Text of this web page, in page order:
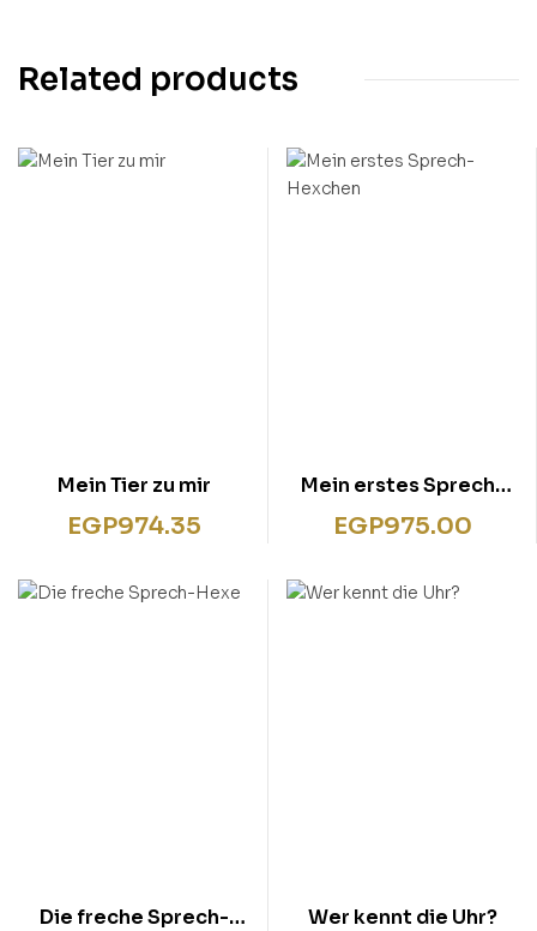
Related products
Mein Tier zu mir
EGP974.35
Mein erstes Sprech-
Hexchen
EGP975.00
Die freche Sprech-
Wer kennt die Uhr?